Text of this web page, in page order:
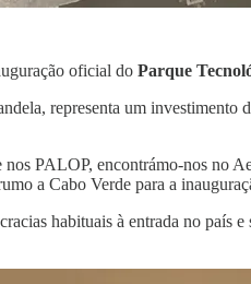
oficial do Parque
representa um
PALOP, encontrámo-nos no
a Cabo Verde para a
habituais à entrada no